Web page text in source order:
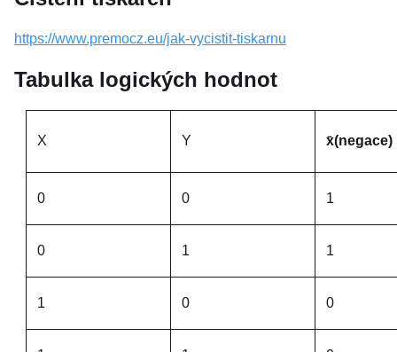
https://www.premocz.eu/jak-vycistit-tiskarnu
Tabulka logických hodnot
X Y x̄(negace)
0 0 1
0 1 1
1 0 0